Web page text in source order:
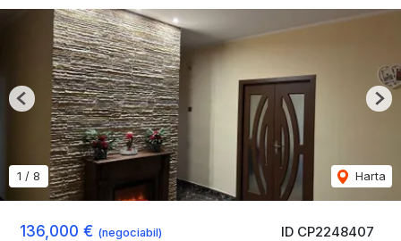
ID CP2248407
136,000 € (negociabil)
1 / 8 Harta
Previous